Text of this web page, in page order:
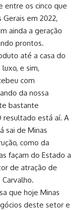
entre os cinco que
em 2022,
ainda a geração
prontos.
até a casa do
e sim,
com
da nossa
bastante
resultado está aí. A
sai de Minas
como da
façam do Estado a
de atração de
que hoje Minas
deste setor e